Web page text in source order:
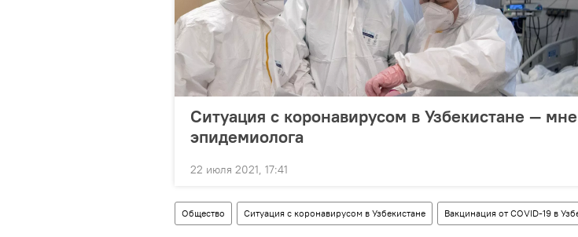
Ситуация с коронавирусом в Узбекистане —
эпидемиолога
22 июля 2021, 17:41
Общество Ситуация с коронавирусом в Узбекистане Вакцинация от COVID-19 в